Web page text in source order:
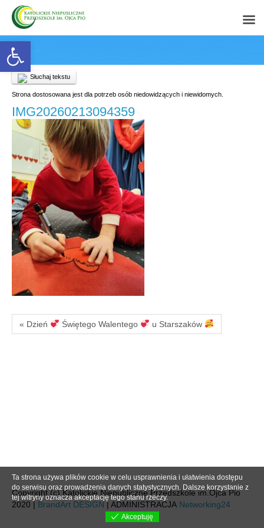
Open toolbar
Słuchaj tekstu
Strona dostosowana jest dla potrzeb osób niedowidzących i niewidomych.
IMG20260213094359
« Dzień Świętego Walentego u Starszaków
Copyright (c) Katolickie Niepubliczne Przedszkole im.Ojca Pio
2020 | BrandArt DESIGN | ADMINISTRACJA Networking24
Ta strona używa plików cookie w celu usprawnienia i ułatwienia dostępu
do serwisu oraz prowadzenia danych statystycznych. Dalsze korzystanie z
tej witryny oznacza akceptację tego stanu rzeczy.
Akceptuję